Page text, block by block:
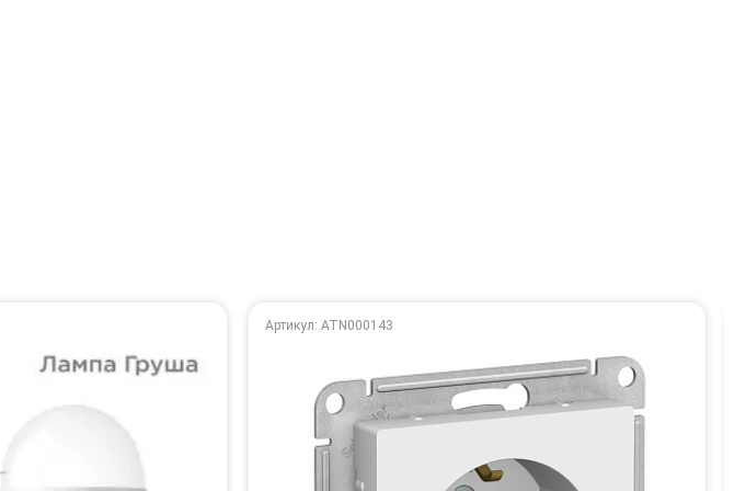
Артикул: ATN000143